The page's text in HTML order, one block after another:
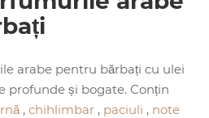
arabe pentru bărbați cu ulei
profunde și bogate. Conțin
, chihlimbar , paciuli , note